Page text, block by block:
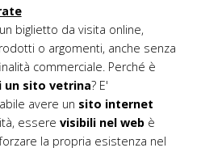
biglietto da visita online,
o argomenti, anche senza
commerciale. Perché è
un sito vetrina? E'
avere un sito internet
essere visibili nel webè
la propria esistenza nel